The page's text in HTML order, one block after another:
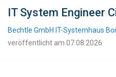
IT System Engineer
Bechtle GmbH IT-Systemhaus
veröffentlicht am 07.08.2026